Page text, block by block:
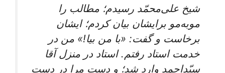
شیخ علی‌محمّد رسیدم؛ مطالب را
موبه‌مو برایشان بیان کردم؛ ایشان
برخاست و گفت: «با من بیا!» من در
خدمت استاد رفتم. استاد در منزل آقا
سیّداحمد وارد شد؛ و دست مرا در دست